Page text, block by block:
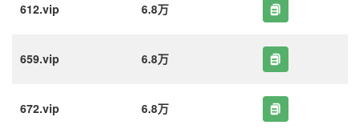
612.vip 6.8万
659.vip 6.8万
672.vip 6.8万